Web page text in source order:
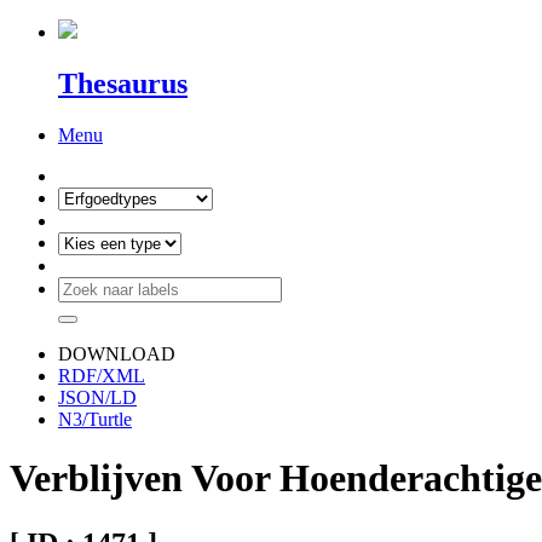
Thesaurus
Menu
DOWNLOAD
RDF/XML
JSON/LD
N3/Turtle
Verblijven Voor